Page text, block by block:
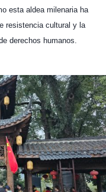
esta aldea milenaria ha
resistencia cultural y la
derechos humanos.